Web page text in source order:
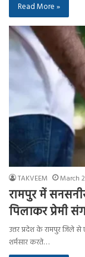
Read More »
TAKVEEM March
रामपुर में
पिलाकर प्रेमी
उत्तर प्रदेश के रामपुर जिले
शर्मसार करते…